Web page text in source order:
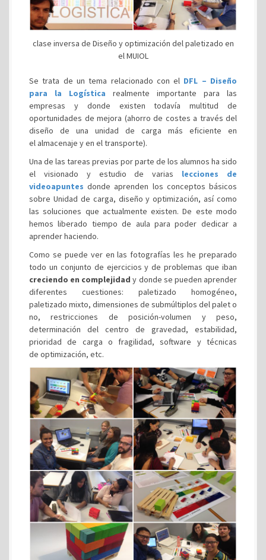
clase inversa de Diseño y optimización del paletizado en
el MUIOL
Se trata de un tema relacionado con el DFL – Diseño
para la Logística realmente importante para las
empresas y donde existen todavía multitud de
oportunidades de mejora (ahorro de costes a través del
diseño de una unidad de carga más eficiente en
el almacenaje y en el transporte).
Una de las tareas previas por parte de los alumnos ha sido
el visionado y estudio de varias lecciones de
videoapuntes donde aprenden los conceptos básicos
sobre Unidad de carga, diseño y optimización, así como
las soluciones que actualmente existen. De este modo
hemos liberado tiempo de aula para poder dedicar a
aprender haciendo.
Como se puede ver en las fotografías les he preparado
todo un conjunto de ejercicios y de problemas que iban
creciendo en complejidad y donde se pueden aprender
diferentes cuestiones: paletizado homogéneo,
paletizado mixto, dimensiones de submúltiplos del palet o
no, restricciones de posición-volumen y peso,
determinación del centro de gravedad, estabilidad,
prioridad de carga o fragilidad, software y técnicas
de optimización, etc.